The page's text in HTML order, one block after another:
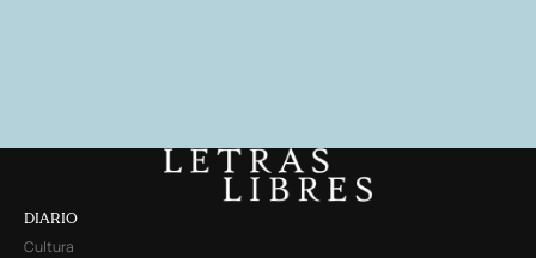
DIARIO
Cultura